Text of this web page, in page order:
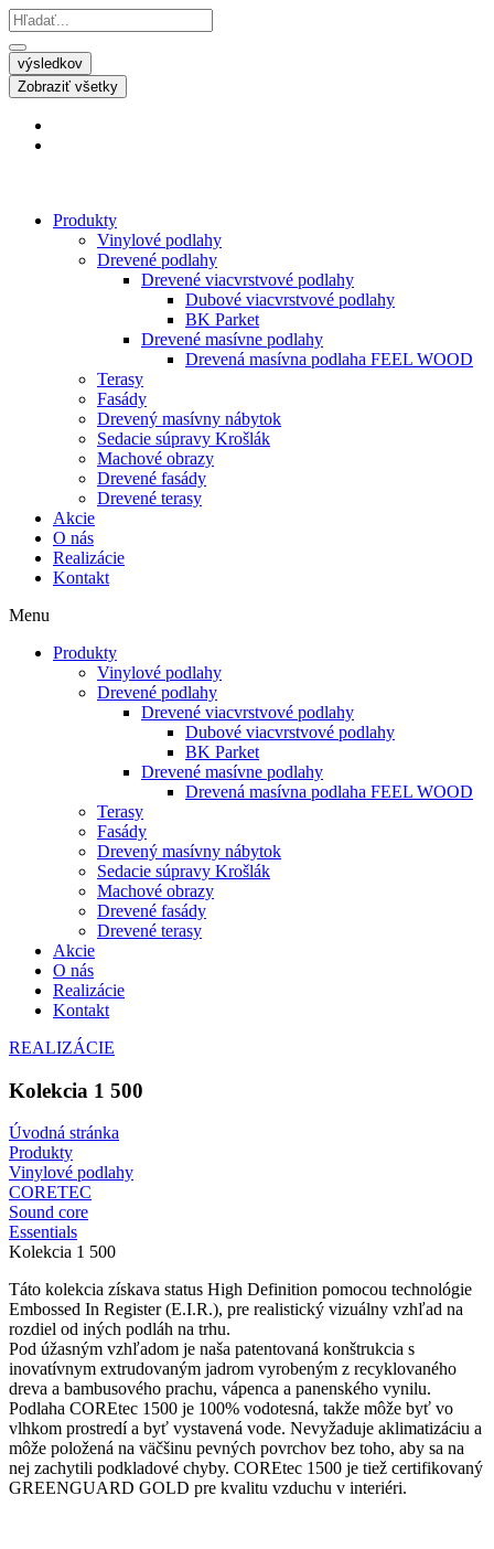
výsledkov
Zobraziť všetky
Produkty
Vinylové podlahy
Drevené podlahy
Drevené viacvrstvové podlahy
Dubové viacvrstvové podlahy
BK Parket
Drevené masívne podlahy
Drevená masívna podlaha FEEL WOOD
Terasy
Fasády
Drevený masívny nábytok
Sedacie súpravy Krošlák
Machové obrazy
Drevené fasády
Drevené terasy
Akcie
O nás
Realizácie
Kontakt
Menu
Produkty
Vinylové podlahy
Drevené podlahy
Drevené viacvrstvové podlahy
Dubové viacvrstvové podlahy
BK Parket
Drevené masívne podlahy
Drevená masívna podlaha FEEL WOOD
Terasy
Fasády
Drevený masívny nábytok
Sedacie súpravy Krošlák
Machové obrazy
Drevené fasády
Drevené terasy
Akcie
O nás
Realizácie
Kontakt
REALIZÁCIE
Kolekcia 1 500
Úvodná stránka
Produkty
Vinylové podlahy
CORETEC
Sound core
Essentials
Kolekcia 1 500
Táto kolekcia získava status High Definition pomocou technológie
Embossed In Register (E.I.R.), pre realistický vizuálny vzhľad na
rozdiel od iných podláh na trhu.
Pod úžasným vzhľadom je naša patentovaná konštrukcia s
inovatívnym extrudovaným jadrom vyrobeným z recyklovaného
dreva a bambusového prachu, vápenca a panenského vynilu.
Podlaha COREtec 1500 je 100% vodotesná, takže môže byť vo
vlhkom prostredí a byť vystavená vode. Nevyžaduje aklimatizáciu a
môže položená na väčšinu pevných povrchov bez toho, aby sa na
nej zachytili podkladové chyby. COREtec 1500 je tiež certifikovaný
GREENGUARD GOLD pre kvalitu vzduchu v interiéri.